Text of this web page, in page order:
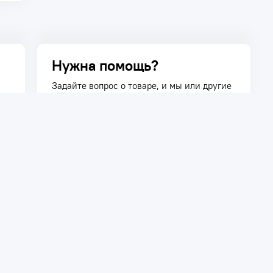
Нужна помощь?
Задайте вопрос о товаре, и мы или другие